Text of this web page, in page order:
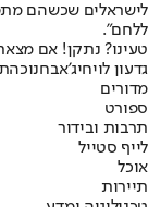
לישראלים שכשהם
ללחם".
טעינו? נתקן! אם
גדעון לויחיג'אבחנוכה
מדורים
ספורט
תרבות ובידור
לייף סטייל
אוכל
תיירות